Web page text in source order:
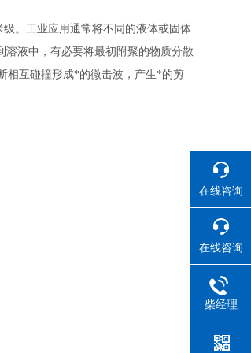
。工业应用通常将不同的液体或固体
液中，有必要将最初附聚的物质分散
相互碰撞形成*的微击波，产生*的剪
在线咨询
在线咨询
柴经理